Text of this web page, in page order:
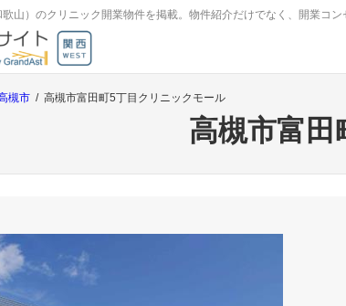
山）のクリニック開業物件を掲載。物件紹介だけでなく、開業コ
槻市 高槻市富田町5丁目クリニックモール
高槻市富